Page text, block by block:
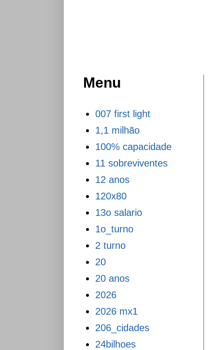
Menu
007 first light
1,1 milhão
100% capacidade
11 sobreviventes
12 anos
120x80
13o salario
1o_turno
2 turno
20
20 anos
2026
2026 mx1
206_cidades
24bilhoes